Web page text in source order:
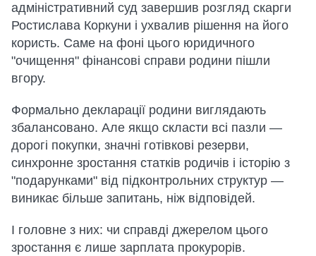
адміністративний суд завершив розгляд скарги
Ростислава Коркуни і ухвалив рішення на його
користь. Саме на фоні цього юридичного
"очищення" фінансові справи родини пішли
вгору.
Формально декларації родини виглядають
збалансовано. Але якщо скласти всі пазли —
дорогі покупки, значні готівкові резерви,
синхронне зростання статків родичів і історію з
"подарунками" від підконтрольних структур —
виникає більше запитань, ніж відповідей.
І головне з них: чи справді джерелом цього
зростання є лише зарплата прокурорів.